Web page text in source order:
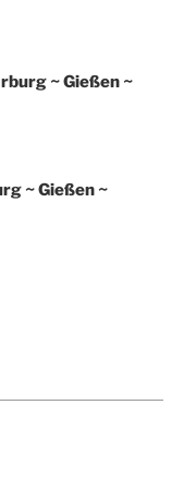
~ Gießen ~
~ Gießen ~